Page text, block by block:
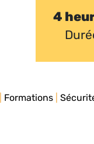
4
Formations